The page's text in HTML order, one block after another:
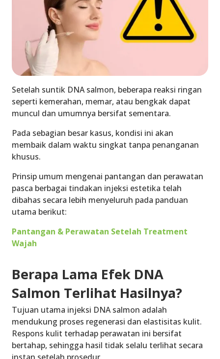
Setelah suntik DNA salmon, beberapa reaksi ringan
seperti kemerahan, memar, atau bengkak dapat
muncul dan umumnya bersifat sementara.
Pada sebagian besar kasus, kondisi ini akan
membaik dalam waktu singkat tanpa penanganan
khusus.
Prinsip umum mengenai pantangan dan perawatan
pasca berbagai tindakan injeksi estetika telah
dibahas secara lebih menyeluruh pada panduan
utama berikut:
Pantangan & Perawatan Setelah Treatment
Wajah
Berapa Lama Efek DNA
Salmon Terlihat Hasilnya?
Tujuan utama injeksi DNA salmon adalah
mendukung proses regenerasi dan elastisitas kulit.
Respons kulit terhadap perawatan ini bersifat
bertahap, sehingga hasil tidak selalu terlihat secara